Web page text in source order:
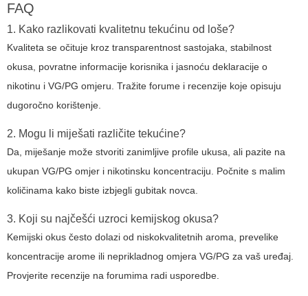
FAQ
1. Kako razlikovati kvalitetnu tekućinu od loše?
Kvaliteta se očituje kroz transparentnost sastojaka, stabilnost
okusa, povratne informacije korisnika i jasnoću deklaracije o
nikotinu i VG/PG omjeru. Tražite forume i recenzije koje opisuju
dugoročno korištenje.
2. Mogu li miješati različite tekućine?
Da, miješanje može stvoriti zanimljive profile ukusa, ali pazite na
ukupan VG/PG omjer i nikotinsku koncentraciju. Počnite s malim
količinama kako biste izbjegli gubitak novca.
3. Koji su najčešći uzroci kemijskog okusa?
Kemijski okus često dolazi od niskokvalitetnih aroma, prevelike
koncentracije arome ili neprikladnog omjera VG/PG za vaš uređaj.
Provjerite recenzije na forumima radi usporedbe.